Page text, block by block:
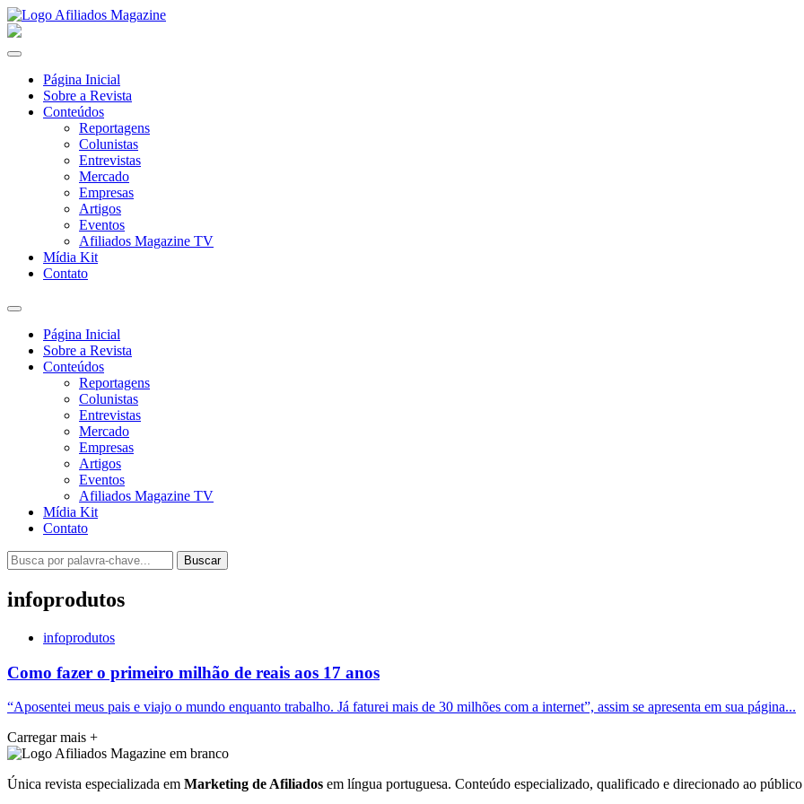
Página Inicial
Sobre a Revista
Conteúdos
Reportagens
Colunistas
Entrevistas
Mercado
Empresas
Artigos
Eventos
Afiliados Magazine TV
Mídia Kit
Contato
Página Inicial
Sobre a Revista
Conteúdos
Reportagens
Colunistas
Entrevistas
Mercado
Empresas
Artigos
Eventos
Afiliados Magazine TV
Mídia Kit
Contato
Buscar
infoprodutos
infoprodutos
Como fazer o primeiro milhão de reais aos 17 anos
“Aposentei meus pais e viajo o mundo enquanto trabalho. Já faturei mais de 30 milhões com a internet”, assim se apresenta em sua página...
Carregar mais +
Única revista especializada em Marketing de Afiliados em língua portuguesa. Conteúdo especializado, qualificado e direcionado ao